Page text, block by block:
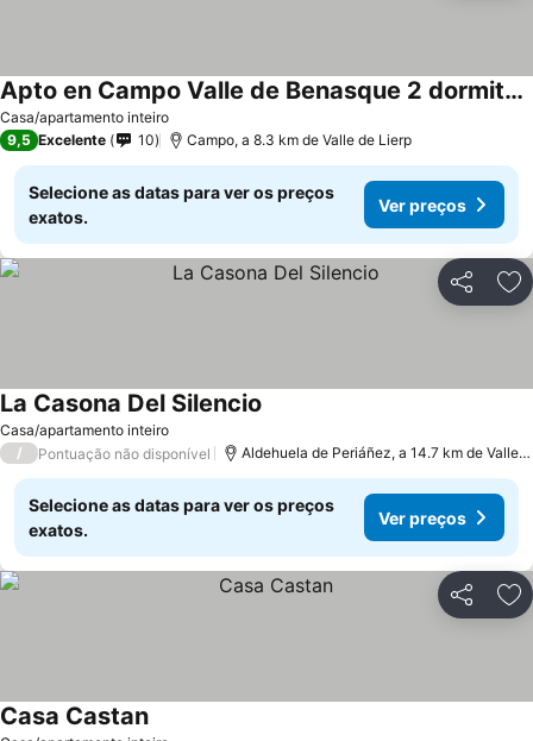
Casa/apartamento inteiro
Apto en Campo Valle de Benasque 2 dormitorios Wifi
9,5 Excelente 10 Campo, a 8.3 km de Valle de Lierp
Selecione as datas para ver os preços
exatos.
Ver preços
Partilhar
Casa/apartamento inteiro
La Casona Del Silencio
/ Pontuação não disponível Aldehuela de Periáñez, a 14.7 km de Valle de Lierp
Selecione as datas para ver os preços
exatos.
Ver preços
Partilhar
Casa Castan